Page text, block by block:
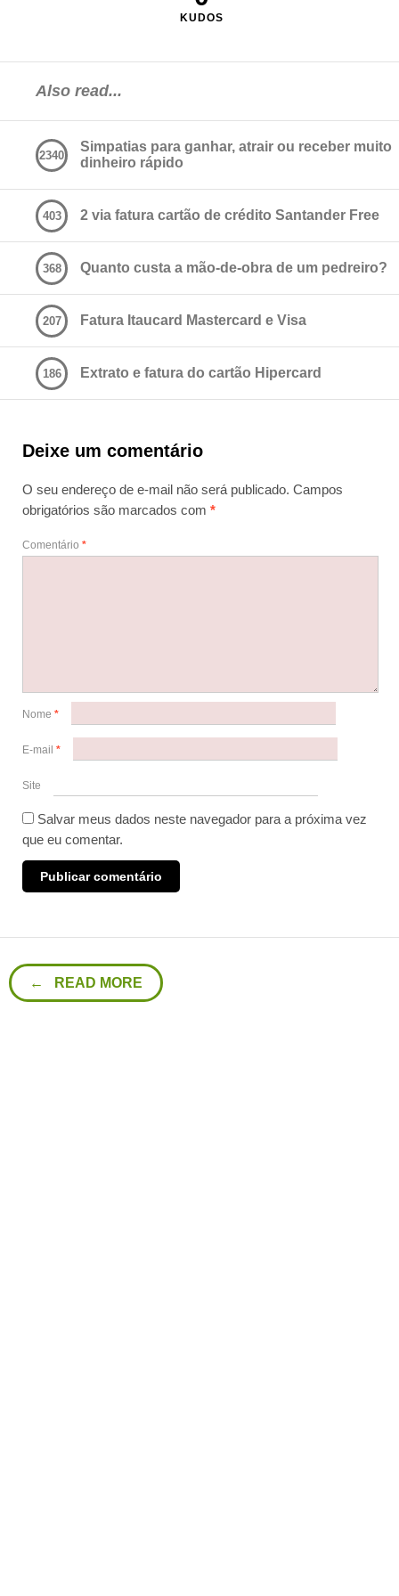
KUDOS
Also read...
Simpatias para ganhar, atrair ou receber muito
dinheiro rápido
2340
2 via fatura cartão de crédito Santander Free
403
Quanto custa a mão-de-obra de um pedreiro?
368
Fatura Itaucard Mastercard e Visa
207
Extrato e fatura do cartão Hipercard
186
Deixe um comentário
O seu endereço de e-mail não será publicado. Campos
obrigatórios são marcados com *
Comentário *
Nome *
E-mail *
Site
Salvar meus dados neste navegador para a próxima vez
que eu comentar.
← READ MORE